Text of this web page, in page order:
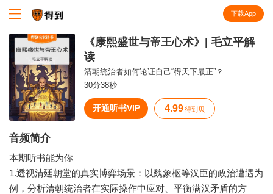
下载App
《康熙盛世与帝王心术》| 毛立平解
读
清朝统治者如何论证自己“得天下最正”？
30分38秒
开通听书VIP 4.99 得到贝
音频简介
本期听书能为你
1.透视清廷朝堂的真实博弈场景：以魏象枢等汉臣的政治遭遇为
例，分析清朝统治者在实际操作中应对、平衡满汉矛盾的方